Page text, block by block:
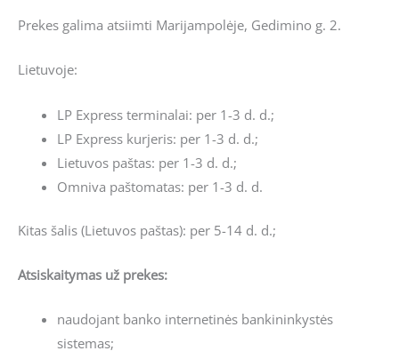
Prekes galima atsiimti Marijampolėje, Gedimino g. 2.
Lietuvoje:
LP Express terminalai: per 1-3 d. d.;
LP Express kurjeris: per 1-3 d. d.;
Lietuvos paštas: per 1-3 d. d.;
Omniva paštomatas: per 1-3 d. d.
Kitas šalis (Lietuvos paštas): per 5-14 d. d.;
Atsiskaitymas už prekes:
naudojant banko internetinės bankininkystės
sistemas;